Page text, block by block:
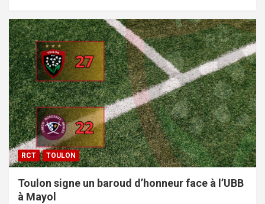
RCT TOULON
Toulon signe un baroud d’honneur face à l’UBB
à Mayol